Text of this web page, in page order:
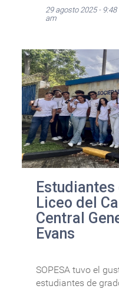
29 agosto 2025 - 9:48
am
Liceo del
Central
Evans
SOPESA tuvo el
estudiantes de